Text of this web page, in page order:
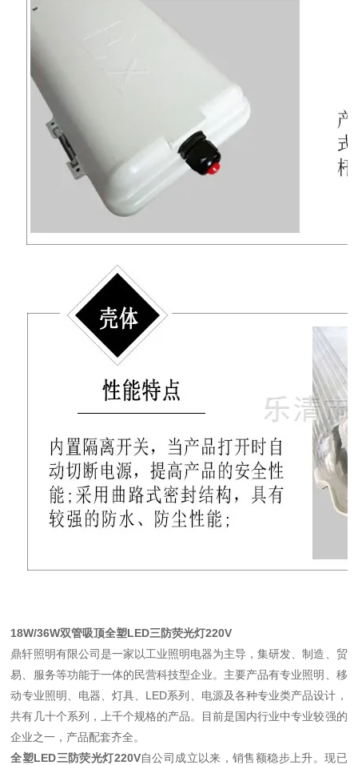
18W/36W双管吸顶全塑LED三防荧光灯220V
鼎轩照明有限公司是一家以工业照明电器为主导，集研发、制造、贸
易、服务等功能于一体的民营科技型企业。主要产品有专业照明、移
动专业照明、电器、灯具、LED系列、电源及各种专业类产品设计，
共有几十个系列，上千个规格的产品。目前是国内行业中专业较强的
企业之一，产品配套齐全。
全塑LED三防荧光灯220V自公司成立以来，销售额稳步上升。现已